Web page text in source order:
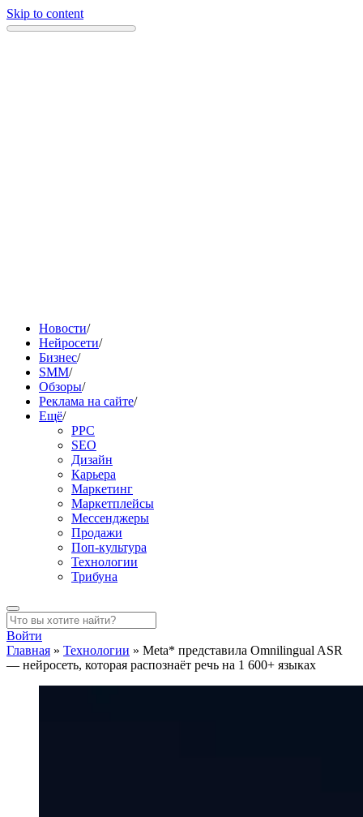
Skip to content
Новости/
Нейросети/
Бизнес/
SMM/
Обзоры/
Реклама на сайте/
Ещё/
PPC
SEO
Дизайн
Карьера
Маркетинг
Маркетплейсы
Мессенджеры
Продажи
Поп-культура
Технологии
Трибуна
Войти
Главная » Технологии » Meta* представила Omnilingual ASR
— нейросеть, которая распознаёт речь на 1 600+ языках